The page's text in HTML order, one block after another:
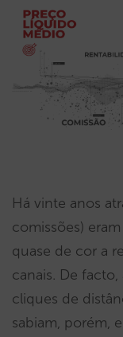
Há vinte anos
comissões)
quase de cor a
canais. De facto,
cliques de
sabiam, porém,